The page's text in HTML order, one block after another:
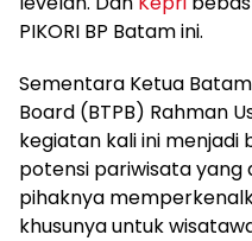
PIKORI BP Batam ini.
Sementara Ketua
Board (BTPB) Rahman
kegiatan kali ini
potensi pariwisata yang
pihaknya
khusunya untuk